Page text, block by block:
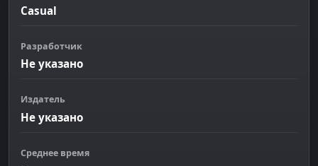
Casual
Разработчик
Не указано
Издатель
Не указано
Среднее время